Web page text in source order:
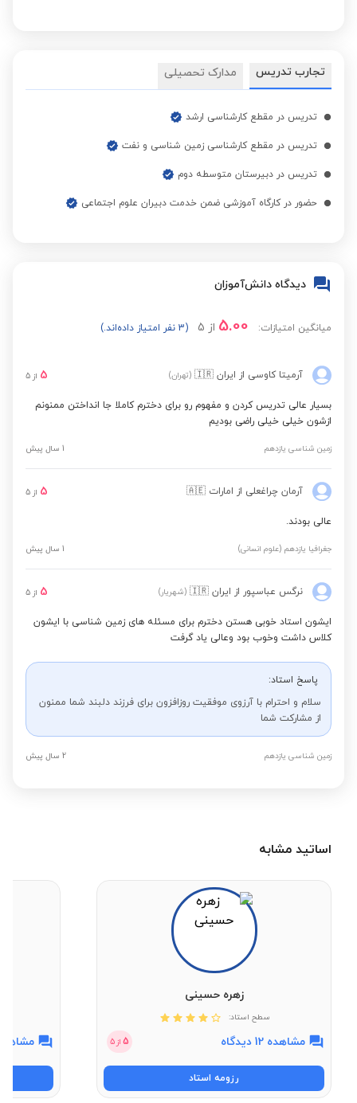
تجارب تدریس مدارک تحصیلی
تدریس در مقطع کارشناسی ارشد
تدریس در مقطع کارشناسی زمین شناسی و نفت
تدریس در دبیرستان متوسطه دوم
حضور در کارگاه آموزشی ضمن خدمت دبیران علوم اجتماعی
دیدگاه دانش‌آموزان
میانگین امتیازات: 5.00 از 5 (3 نفر امتیاز داده‌اند.)
آرمیتا کاوسی از ایران 🇮🇷 (تهران) 5 از 5
بسیار عالی تدریس کردن و مفهوم رو برای دخترم کاملا جا انداختن ممنونم
ازشون خیلی خیلی راضی بودیم
زمین شناسی یازدهم 1 سال پیش
آرمان چراغعلی از امارات 🇦🇪
5 از 5
عالی بودند.
جغرافیا یازدهم (علوم انسانی) 1 سال پیش
نرگس عباسپور از ایران 🇮🇷 (شهریار) 5 از 5
ایشون استاد خوبی هستن دخترم برای مسئله های زمین شناسی با ایشون
کلاس داشت وخوب بود وعالی یاد گرفت
پاسخ استاد:
سلام و احترام با آرزوی موفقیت روزافزون برای فرزند دلبند شما ممنون
از مشارکت شما
زمین شناسی یازدهم 2 سال پیش
اساتید مشابه
زهره حسینی
سطح استاد:
مشاهده 12 دیدگاه 5 از 5
رزومه استاد
مشاهده 2